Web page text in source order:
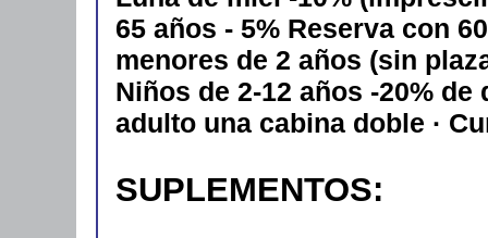
65 años - 5% Reserva con
menores de 2 años (sin
Niños de 2-12 años -20%
adulto una cabina doble ·
SUPLEMENTOS: